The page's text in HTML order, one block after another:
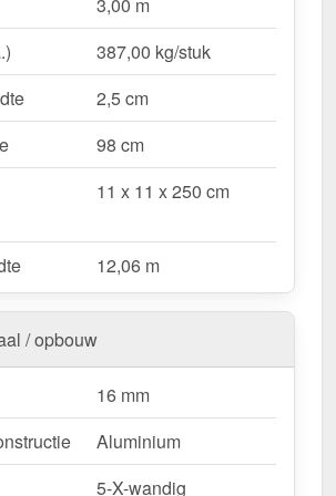
stabiel
– Hoogwaardige Aluminium
maximale weersbestendigheid.
tegen weersinvloeden
Polycarbonaat dakbedekking
regen & UV-straling.
alle weersomstandigheden
sneeuwzone 1 (0,65 kN/m²),
klimatologische
– Heldere &
met ongeveer 55 %
dakgoot– Waterafvoer via de
esthetisch & functioneel.
design– Met slechts 3
uw terras open & ruimtelijk.
3,00 m
387,00 kg/stuk
2,5 cm
98 cm
11 x 11 x 250 cm
12,06 m
/ opbouw
16 mm
Aluminium
5-X-wandig